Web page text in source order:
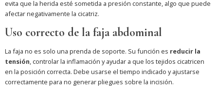
evita que la herida esté sometida a presión constante, algo que puede
afectar negativamente la cicatriz.
Uso correcto de la faja abdominal
La faja no es solo una prenda de soporte. Su función es reducir la
tensión, controlar la inflamación y ayudar a que los tejidos cicatricen
en la posición correcta. Debe usarse el tiempo indicado y ajustarse
correctamente para no generar pliegues sobre la incisión.